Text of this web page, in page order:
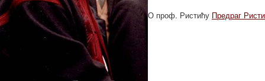
О проф. Ристићу Предраг